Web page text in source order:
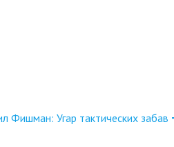
Фишман: Угар тактических забав